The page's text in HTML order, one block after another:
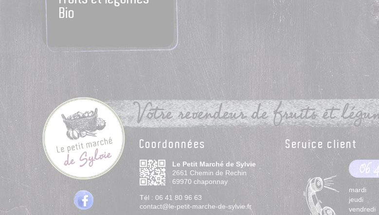
Bio
Votre revendeur de fruits et
Coordonnées
Le Petit Marché de Sylvie
2661 Chemin de Rechin
69970 chaponnay
Tél : 06 41 80 96 63
contact@le-petit-marche-de-sylvie.fr
Service client
06
mardi
jeudi
vendredi